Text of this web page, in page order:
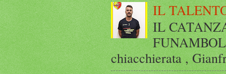
IL
IL
chiacchierata ,